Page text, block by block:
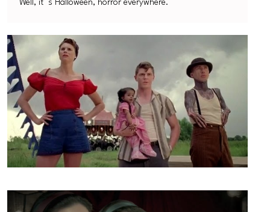
Well, it´s Halloween, horror everywhere.